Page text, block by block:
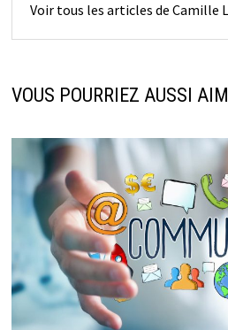
Voir tous les articles de Camille
VOUS POURRIEZ AUSSI